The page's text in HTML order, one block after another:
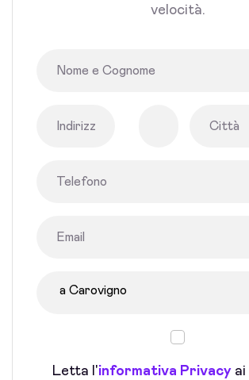
velocità.
Letta l'informativa Privacyai